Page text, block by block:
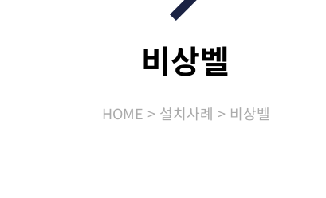
비상벨
HOME 설치사례 비상벨